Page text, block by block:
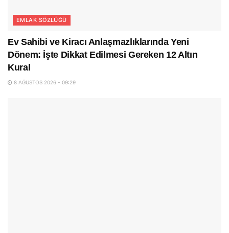
EMLAK SÖZLÜĞÜ
Ev Sahibi ve Kiracı Anlaşmazlıklarında Yeni
Dönem: İşte Dikkat Edilmesi Gereken 12 Altın
Kural
8 AĞUSTOS 2026 - 09:29